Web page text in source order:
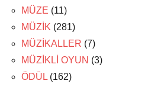
MÜZE (11)
MÜZİK (281)
MÜZİKALLER (7)
MÜZİKLİ OYUN (3)
ÖDÜL (162)